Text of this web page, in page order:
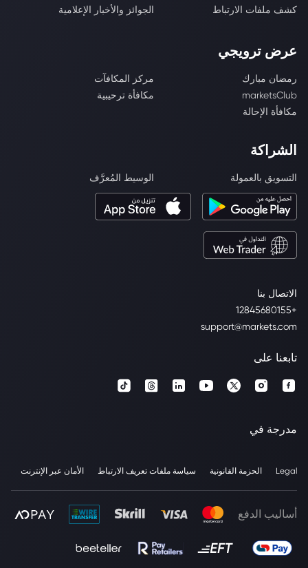
الاتصال بنا
+12845680155
support@markets.com
كشف ملفات الارتباط
الجوائز والأخبار الإعلامية
عرض ترويجي
رمضان مبارك
مركز المكافآت
marketsClub
مكافأة ترحيبية
مكافأة الإحالة
الشراكة
التسويق بالعمولة الوسيط المُعرَّف
تابعنا على
مدرجة في
Legal الحزمة القانونية سياسة ملفات تعريف الارتباط الأمان عبر الإنترنت
أساليب الدفع